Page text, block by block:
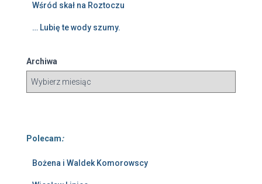
Wśród skał na Roztoczu
… Lubię te wody szumy.
Archiwa
Polecam:
Bożena i Waldek Komorowscy